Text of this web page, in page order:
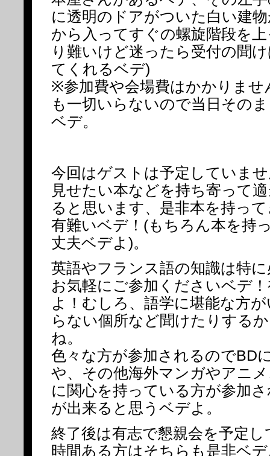
に透明のドアがついた白い建
から入ってすぐの螺旋階段を
り難いけど迷ったら受付の聞
てくれるベデ)
※参加費や会場費はかかりませ
も一切いらないので当日その
ベデ。
今回はゲストは予定していま
見せたい本などを持ち寄って
ると思います、是非本を持っ
有難いベデ！(もちろん本を持
丈夫ベデよ)。
英語やフランス語の知識は特
お気軽にご参加くださいベデ
よ！むしろ、語学に堪能な方
らない個所など聞けたりする
ね。
色々な方が参加されるのでBD
や、その他海外マンガやアニ
に関心を持っている方が参加
が出来ると思うベデよ。
終了後は有志で懇親会を予定
時間ある方はそちらも是非ベ